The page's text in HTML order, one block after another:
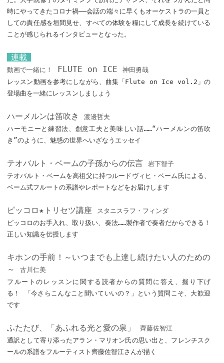
時にやってきたコロナ禍──会話の端々に早くもオーケストラの一員と
しての責任感を垣間見せ、すべての体験を糧にして成長を続けている
ことが感じられるインタビューとなった。
連載
動画で一緒に！ FLUTE on ICE
神田勇哉
レッスン動画を参考にしながら、曲集「Flute on Ice vol.2」の
登場曲を一緒にレッスンしましょう
ハーメルンは笛吹き
渡邊哲夫
ハーモニーと練習法、創意工夫と美味しい話……“ハーメルンの笛吹
き”のように、魅惑の世界へいざなうエッセイ
テオバルト・ベームの子孫からの伝言
岩下智子
テオバルト・ベームを高祖父に持つルードヴィヒ・ベーム氏による、
ベーム式フルートの系譜やレポートなどをお届けします
ピッコロ★トリセツ講座
スタニスラフ・フィンダ
ピッコロのお手入れ、取り扱い、奏法……製作者で奏者だからできる！
正しい知識を伝授します
キホンの手前！～いつまでも上達し続けたい人のための
～
古川仁美
フルートのレッスンに関する読者からの質問に答え、掘り下げ
る！ 「今さらこんなこと聞いていいの？」という質問こそ、大歓迎
です
ふたたび、「あふれる光と愛の泉」
齊藤佐智江
通訳として寄り添ったアラン・マリオン氏の思い出と、フレンチスク
ールの系譜をフルーティスト齊藤佐智江さんが描く